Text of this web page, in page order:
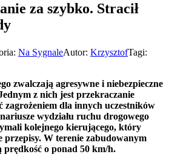
za szybko. Stracił
Na SygnaleAutor:KrzysztofTagi:
zwalczają agresywne i niebezpieczne
z nich jest przekraczanie
zagrożeniem dla innych uczestników
wydziału ruchu drogowego
kolejnego kierującego, który
przepisy. W terenie zabudowanym
prędkość o ponad 50 km/h.